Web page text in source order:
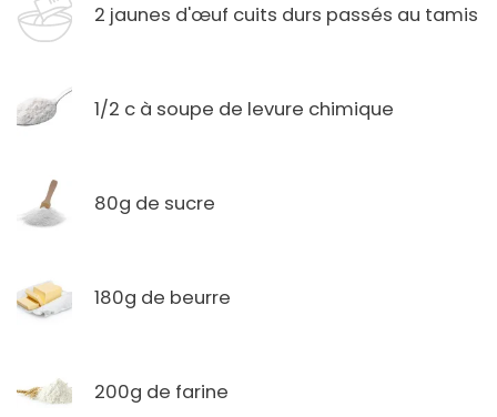
2 jaunes d'œuf cuits durs passés au tamis
1/2 c à soupe de levure chimique
80g de sucre
180g de beurre
200g de farine